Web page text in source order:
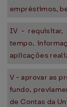
empréstimos,
IV - requisitar,
tempo,
aplicações
V - aprovar as
fundo,
de Contas da